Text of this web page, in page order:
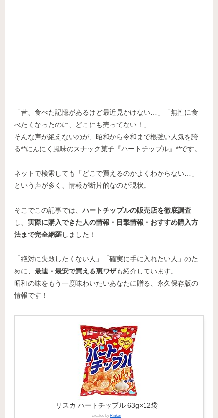
「昔、食べた記憶があるけど最近見かけない…」「無性に食
べたくなったのに、どこにも売ってない！」
そんな声が絶えないのが、昭和から令和まで根強い人気を誇
る**にんにく風味のスナック菓子『ハートチップル』**です。
ネットで検索しても「どこで買えるのかよくわからない…」
という声が多く、情報が断片的なのが現状。
そこでこの記事では、 ハートチップルの販売店を徹底調査
し、 実際に購入できた人の情報・目撃情報・おすすめ購入方
法まで完全網羅しました！
「絶対に失敗したくない人」「確実に手に入れたい人」のた
めに、 最速・最安で買える裏ワザも紹介しています。
昭和の味をもう一度味わいたいあなたに贈る、永久保存版の
情報です！
リスカ ハートチップル 63g×12袋
created by Rinker